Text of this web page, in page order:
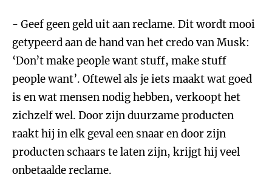
- Geef geen geld uit aan reclame. Dit wordt mooi
getypeerd aan de hand van het credo van Musk:
‘Don’t make people want stuff, make stuff
people want’. Oftewel als je iets maakt wat goed
is en wat mensen nodig hebben, verkoopt het
zichzelf wel. Door zijn duurzame producten
raakt hij in elk geval een snaar en door zijn
producten schaars te laten zijn, krijgt hij veel
onbetaalde reclame.